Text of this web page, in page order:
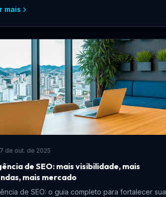
mais
de out. de 2025
de SEO: mais visibilidade, mais
mais mercado
de SEO: o guia completo para fortalecer sua